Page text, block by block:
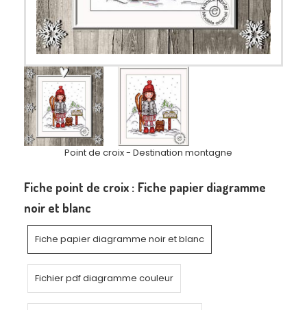
Point de croix - Destination montagne
Fiche point de croix : Fiche papier diagramme
noir et blanc
Fiche papier diagramme noir et blanc
Fichier pdf diagramme couleur